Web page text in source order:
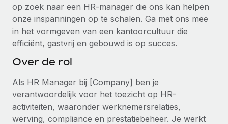
Achtergrondonderzoek
Vereenvoudig het screeningsproces van
kandidaten
Compliance Watchtower
Apparaatbeheer
Lever en track wereldwijd IT-middelen
CASESTUDY'S
Support
Alle bronnen bekijken
Global Payroll
EOR en PEO
op zoek naar een HR-manager die ons kan helpen
onze inspanningen op te schalen. Ga met ons mee
in het vormgeven van een kantoorcultuur die
efficiënt, gastvrij en gebouwd is op succes.
Over de rol
Als HR Manager bij [Company] ben je
verantwoordelijk voor het toezicht op HR-
activiteiten, waaronder werknemersrelaties,
werving, compliance en prestatiebeheer. Je werkt